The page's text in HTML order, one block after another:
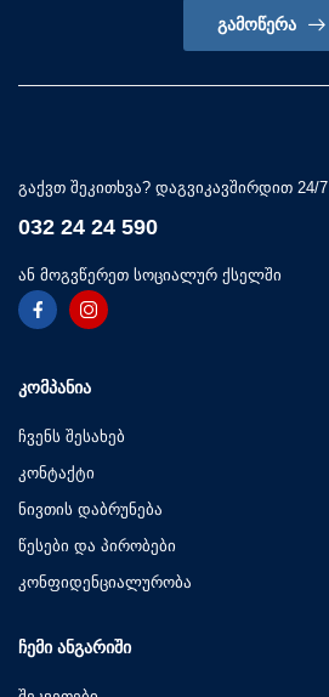
ᲒᲐᲛᲝᲬᲔᲠᲐ
გაქვთ შეკითხვა? დაგვიკავშირდით 24/7
032 24 24 590
ან მოგვწერეთ სოციალურ ქსელში
ᲙᲝᲛᲞᲐᲜᲘᲐ
ჩვენს შესახებ
კონტაქტი
ნივთის დაბრუნება
წესები და პირობები
კონფიდენციალურობა
ᲩᲔᲛᲘ ᲐᲜᲒᲐᲠᲘᲨᲘ